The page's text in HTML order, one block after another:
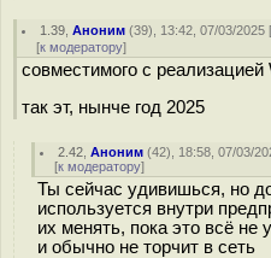
1.39 ,Аноним (39), 13:42, 07/03/2025
[к модератору]
совместимого с реализацией
так эт, нынче год 2025
2.42 ,Аноним (42), 18:58, 07/03/
[к модератору]
Ты сейчас удивишься, но
используется внутри
их менять, пока это всё не
и обычно не торчит в сеть